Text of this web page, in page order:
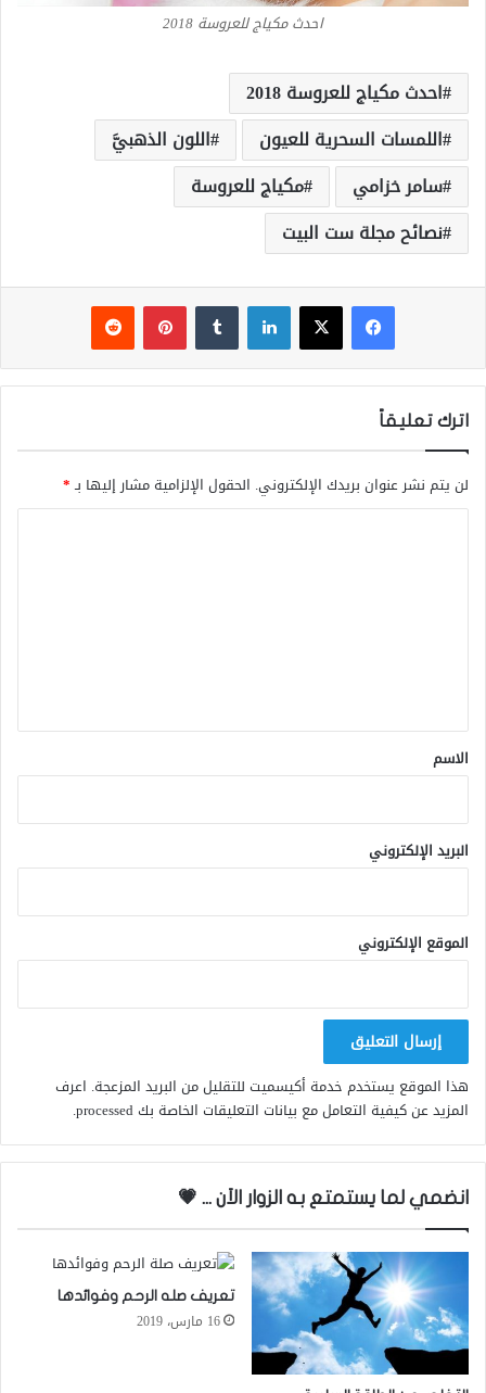
احدث مكياج للعروسة 2018
احدث مكياج للعروسة 2018
اللمسات السحرية للعيون
اللون الذهبيَّ
سامر خزامي
مكياج للعروسة
نصائح مجلة ست البيت
فيسبوك ‫X لينكدإن بينتيريست
اترك تعليقاً
لن يتم نشر عنوان بريدك الإلكتروني. الحقول الإلزامية مشار إليها بـ*
*
الاسم
البريد الإلكتروني
الموقع الإلكتروني
هذا الموقع يستخدم خدمة أكيسميت للتقليل من البريد المزعجة. اعرف
المزيد عن كيفية التعامل مع بيانات التعليقات الخاصة بك processed
.
انضمي لما يستمتع به الزوار الاَن ... 💗
تعريف صله الرحم وفوائدها
16 مارس، 2019